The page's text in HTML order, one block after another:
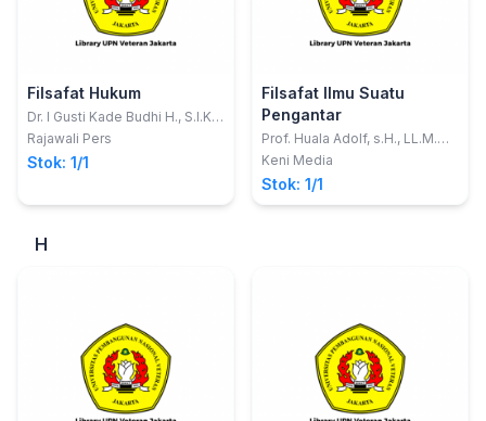
Filsafat Hukum
Dr. I Gusti Kade Budhi H., S.I.K.,
S.H., M.Hum.
Rajawali Pers
Stok: 1/1
Filsafat Ilmu Suatu
Pengantar
Prof. Huala Adolf, s.H., LL.M.
Ph.D.
Keni Media
Stok: 1/1
H